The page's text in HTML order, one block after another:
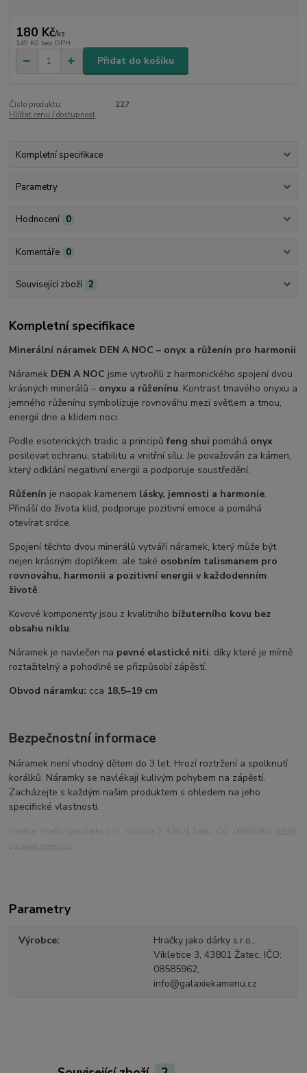
180 Kč/ks
149 Kč bez DPH
Přidat do košíku
Číslo produktu:
227
Hlídat cenu / dostupnost
Kompletní specifikace
Parametry
Hodnocení 0
Komentáře 0
Související zboží 2
Kompletní specifikace
Minerální náramek DEN A NOC – onyx a růženín pro harmonii
Náramek DEN A NOC jsme vytvořili z harmonického spojení dvou
krásných minerálů – onyxu a růženínu. Kontrast tmavého onyxu a
jemného růženínu symbolizuje rovnováhu mezi světlem a tmou,
energií dne a klidem noci.
Podle esoterických tradic a principůfeng shui pomáhá onyx
posilovat ochranu, stabilitu a vnitřní sílu. Je považován za kámen,
který odklání negativní energii a podporuje soustředění.
Růženín je naopak kamenem lásky, jemnosti a harmonie.
Přináší do života klid, podporuje pozitivní emoce a pomáhá
otevírat srdce.
Spojení těchto dvou minerálů vytváří náramek, který může být
nejen krásným doplňkem, ale také osobním talismanem pro
rovnováhu, harmonii a pozitivní energii v každodenním
životě.
Kovové komponenty jsou z kvalitního bižuterního kovu bez
obsahu niklu.
Náramek je navlečen na pevné elastické niti, díky které je mírně
roztažitelný a pohodlně se přizpůsobí zápěstí.
Obvod náramku: cca 18,5–19 cm
Bezpečnostní informace
Náramek není vhodný dětem do 3 let. Hrozí roztržení a spolknutí
korálků. Náramky se navlékají kulivým pohybem na zápěstí.
Zacházejte s každým našim produktem s ohledem na jeho
specifické vlastnosti.
Výrobce: Hračky jako dárky s.r.o., Vikletice 3, 43801 Žatec, IČO: 08585962,
info@
galaxiekamenu.cz
Parametry
Výrobce
Hračky jako dárky s.r.o.,
Vikletice 3, 43801 Žatec, IČO:
08585962,
info@galaxiekamenu.cz